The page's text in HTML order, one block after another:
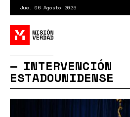
contenido
principal
Jue. 06 Agosto 2026
INTERVENCIÓN
ESTADOUNIDENSE